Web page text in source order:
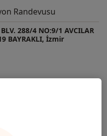
Randevusu
288/4 NO:9/1 AVCILAR
BAYRAKLI, İzmir